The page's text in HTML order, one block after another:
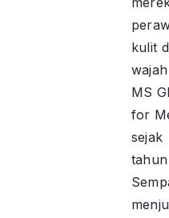
kulit
MS
for
sejak